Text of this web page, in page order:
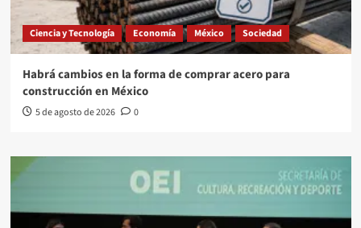
Ciencia y Tecnología Economía México Sociedad
Habrá cambios en la forma de comprar acero para
construcción en México
5 de agosto de 2026 0